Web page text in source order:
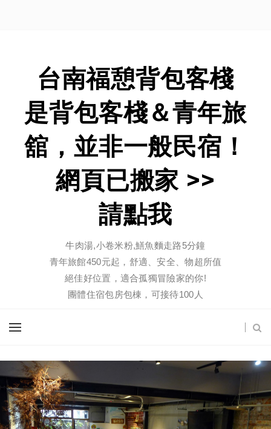
台南福憩背包客棧
是背包客棧＆青年旅
舘，並非一般民宿！
網頁已搬家 >>
請點我
牛肉湯,小卷米粉,鱔魚麵走路5分鐘
青年旅館450元起，舒適、安全、物超所值
絕佳好位置，適合孤獨冒險家的你!
團體住宿包房包棟，可接待100人